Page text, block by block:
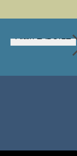
Alain LABOILE